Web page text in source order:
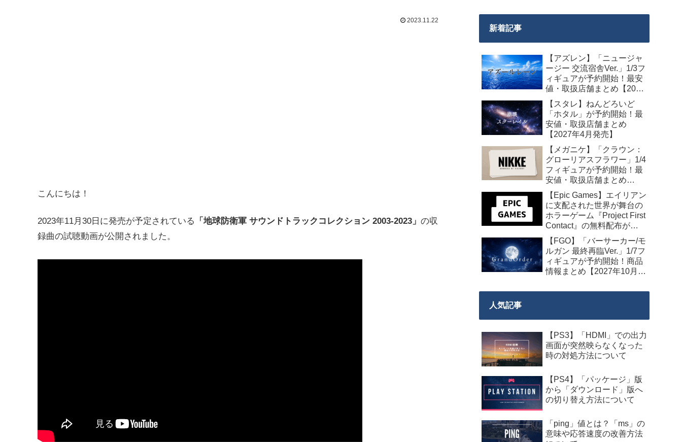
2023.11.22
こんにちは！
2023年11月30日に発売が予定されている 「地球防衛軍 サウンドトラックコレクション 2003-2023」 の収
録曲の試聴動画が公開されました。
新着記事
【アズレン】「ニュージャ
ージー 交流宿舎Ver.」1/3フ
ィギュアが予約開始！最安
値・取扱店舗まとめ【2027
年2月発売】
【スタレ】ねんどろいど
「ホタル」が予約開始！最
安値・取扱店舗まとめ
【2027年4月発売】
【メガニケ】「クラウン：
グローリアスフラワー」1/4
フィギュアが予約開始！最
安値・取扱店舗まとめ
【2027年5月発売】
【Epic Games】エイリアン
に支配された世界が舞台の
ホラーゲーム『Project First
Contact』の無料配布が
2026年8月18日午前7時まで
の期間限定で開始
【FGO】「バーサーカー/モ
ルガン 最終再臨Ver.」1/7フ
ィギュアが予約開始！商品
情報まとめ【2027年10月発
人気記事
【PS3】「HDMI」での出力
画面が突然映らなくなった
時の対処方法について
【PS4】「パッケージ」版
から「ダウンロード」版へ
の切り替え方法について
「ping」値とは？「ms」の
意味や応答速度の改善方法